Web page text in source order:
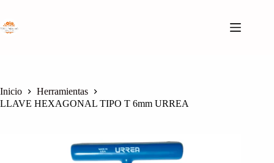
contenido
Inicio
Herramientas
LLAVE HEXAGONAL TIPO T 6mm URREA